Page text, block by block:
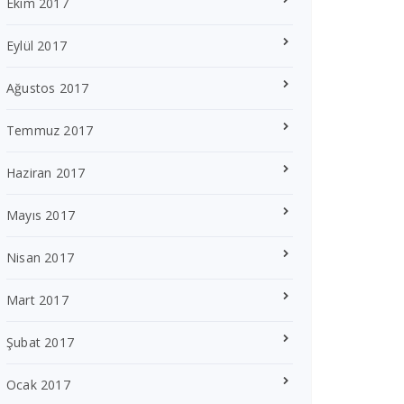
Eylül 2017
Ağustos 2017
Temmuz 2017
Haziran 2017
Mayıs 2017
Nisan 2017
Mart 2017
Şubat 2017
Ocak 2017